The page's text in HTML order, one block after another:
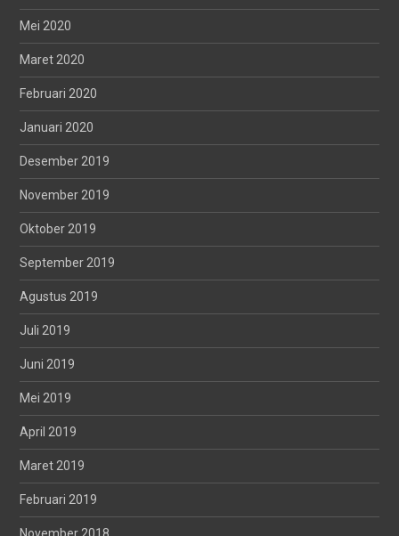
Mei 2020
Maret 2020
Februari 2020
Januari 2020
Desember 2019
November 2019
Oktober 2019
September 2019
Agustus 2019
Juli 2019
Juni 2019
Mei 2019
April 2019
Maret 2019
Februari 2019